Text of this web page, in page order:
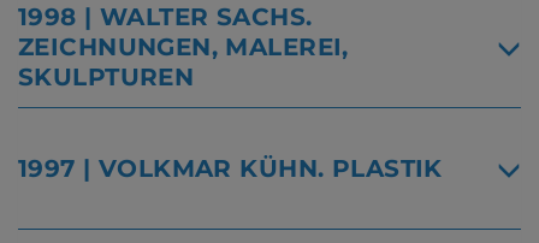
1998 | WALTER SACHS.
ZEICHNUNGEN, MALEREI,
SKULPTUREN
1997 | VOLKMAR KÜHN. PLASTIK